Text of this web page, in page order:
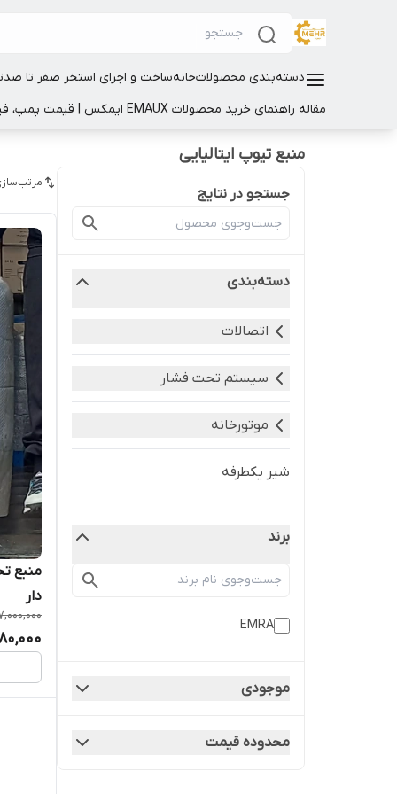
دسته‌بندی محصولاتخانهساخت و اجرای استخر صفر تا صد
مقاله راهنمای خرید محصولات EMAUX ایمکس | قیمت پمپ، فیلتر و تجهیزات استخر
منبع تیوپ ایتالیایی
جستجو در نتایج
دسته‌بندی
اتصالات
سیستم تحت فشار
موتورخانه
شیر یکطرفه
برند
EMRA
موجودی
محدوده قیمت
دار